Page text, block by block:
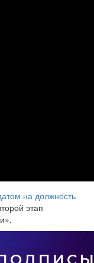
на должность
этап